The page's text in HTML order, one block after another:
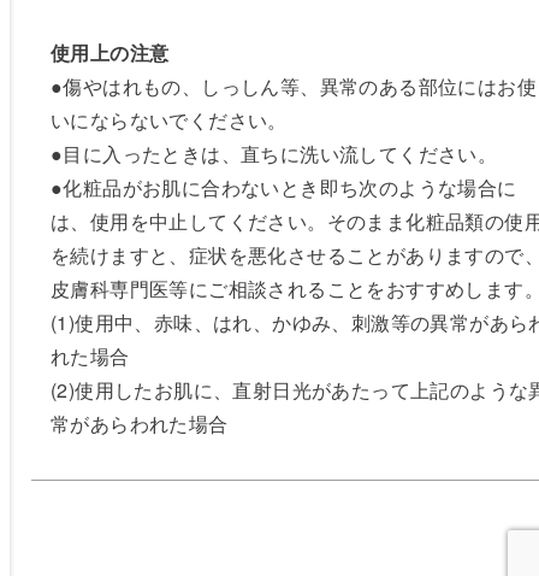
使用上の注意
●傷やはれもの、しっしん等、異常のある部位にはお使
いにならないでください。
●目に入ったときは、直ちに洗い流してください。
●化粧品がお肌に合わないとき即ち次のような場合に
は、使用を中止してください。そのまま化粧品類の使
を続けますと、症状を悪化させることがありますので
皮膚科専門医等にご相談されることをおすすめします
(1)使用中、赤味、はれ、かゆみ、刺激等の異常があら
れた場合
(2)使用したお肌に、直射日光があたって上記のような
常があらわれた場合